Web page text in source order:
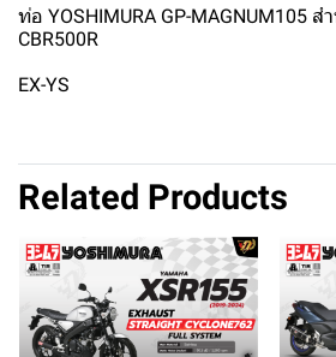
ท่อ YOSHIMURA GP-MAGNUM105 ส
CBR500R
EX-YS
Related Products